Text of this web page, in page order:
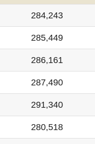
284,243
285,449
286,161
287,490
291,340
280,518